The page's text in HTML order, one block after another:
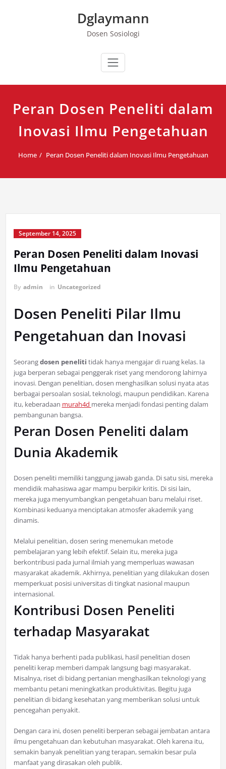
Dglaymann
Dosen Sosiologi
Peran Dosen Peneliti dalam
Inovasi Ilmu Pengetahuan
Home Peran Dosen Peneliti dalam Inovasi Ilmu Pengetahuan
September 14, 2025
Peran Dosen Peneliti dalam Inovasi
Ilmu Pengetahuan
By admin in Uncategorized
Dosen Peneliti Pilar Ilmu
Pengetahuan dan Inovasi
Seorangdosen peneliti tidak hanya mengajar di ruang kelas. Ia
juga berperan sebagai penggerak riset yang mendorong lahirnya
inovasi. Dengan penelitian, dosen menghasilkan solusi nyata atas
berbagai persoalan sosial, teknologi, maupun pendidikan. Karena
itu, keberadaan murah4d mereka menjadi fondasi penting dalam
pembangunan bangsa.
Peran Dosen Peneliti dalam
Dunia Akademik
Dosen peneliti memiliki tanggung jawab ganda. Di satu sisi, mereka
mendidik mahasiswa agar mampu berpikir kritis. Di sisi lain,
mereka juga menyumbangkan pengetahuan baru melalui riset.
Kombinasi keduanya menciptakan atmosfer akademik yang
dinamis.
Melalui penelitian, dosen sering menemukan metode
pembelajaran yang lebih efektif. Selain itu, mereka juga
berkontribusi pada jurnal ilmiah yang memperluas wawasan
masyarakat akademik. Akhirnya, penelitian yang dilakukan dosen
memperkuat posisi universitas di tingkat nasional maupun
internasional.
Kontribusi Dosen Peneliti
terhadap Masyarakat
Tidak hanya berhenti pada publikasi, hasil penelitian dosen
peneliti kerap memberi dampak langsung bagi masyarakat.
Misalnya, riset di bidang pertanian menghasilkan teknologi yang
membantu petani meningkatkan produktivitas. Begitu juga
penelitian di bidang kesehatan yang memberikan solusi untuk
pencegahan penyakit.
Dengan cara ini, dosen peneliti berperan sebagai jembatan antara
ilmu pengetahuan dan kebutuhan masyarakat. Oleh karena itu,
semakin banyak penelitian yang terapan, semakin besar pula
manfaat yang dirasakan oleh publik.